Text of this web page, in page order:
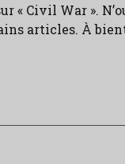
« Civil War ».
articles. À